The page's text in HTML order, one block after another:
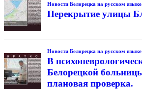
Новости Белорецка на русском языке
Перекрытие улицы
Новости Белорецка на русском языке
В
Белорецкой
плановая проверка.